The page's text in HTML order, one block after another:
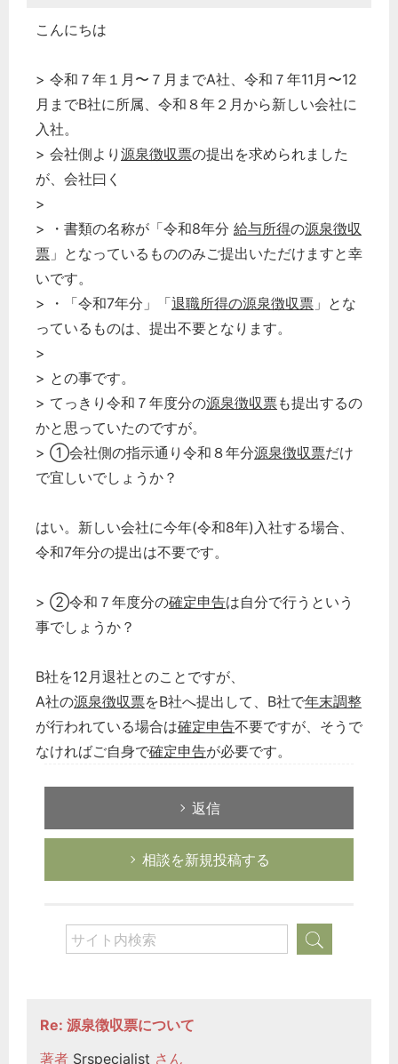
こんにちは
> 令和７年１月〜７月までA社、令和７年11月〜12
月までB社に所属、令和８年２月から新しい会社に
入社。
> 会社側より 源泉徴収票の提出を求められました
が、会社曰く
>
> ・書類の名称が「令和8年分 給与所得の源泉徴収
票 」となっているもののみご提出いただけますと幸
いです。
> ・「令和7年分」「退職所得の源泉徴収票 」とな
っているものは、提出不要となります。
>
> との事です。
> てっきり令和７年度分の源泉徴収票も提出するの
かと思っていたのですが。
> ①会社側の指示通り令和８年分源泉徴収票だけ
で宜しいでしょうか？
はい。新しい会社に今年(令和8年)入社する場合、
令和7年分の提出は不要です。
> ②令和７年度分の確定申告は自分で行うという
事でしょうか？
B社を12月退社とのことですが、
A社の源泉徴収票をB社へ提出して、B社で年末調整
が行われている場合は確定申告不要ですが、そうで
なければご自身で確定申告が必要です。
返信
相談を新規投稿する
Re: 源泉徴収票について
著者 Srspecialist さん